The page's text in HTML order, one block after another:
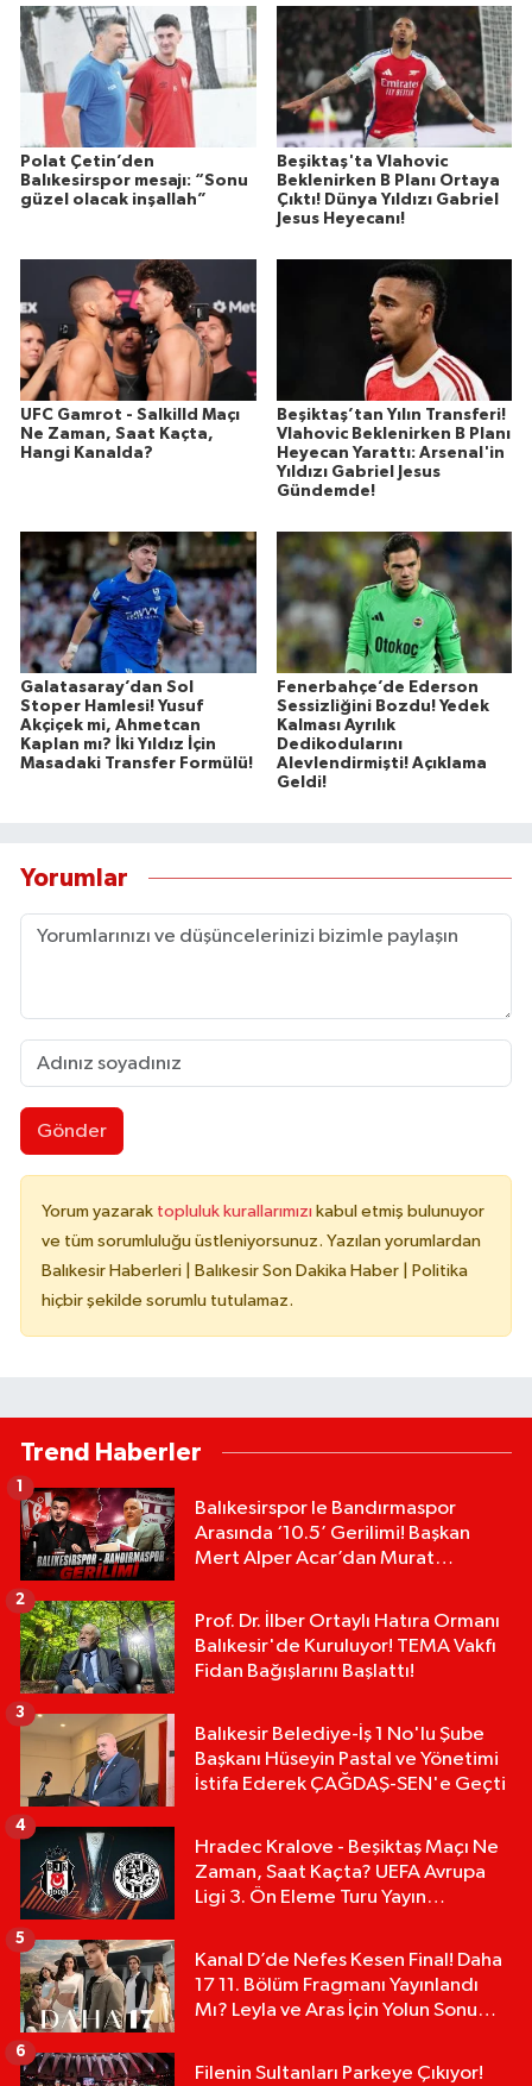
Polat Çetin’den
Balıkesirspor mesajı: “Sonu
güzel olacak inşallah”
Beşiktaş'ta Vlahovic
Beklenirken B Planı Ortaya
Çıktı! Dünya Yıldızı Gabriel
Jesus Heyecanı!
UFC Gamrot - Salkilld Maçı
Ne Zaman, Saat Kaçta,
Hangi Kanalda?
Beşiktaş’tan Yılın Transferi!
Vlahovic Beklenirken B Planı
Heyecan Yarattı: Arsenal'in
Yıldızı Gabriel Jesus
Gündemde!
Galatasaray’dan Sol
Stoper Hamlesi! Yusuf
Akçiçek mi, Ahmetcan
Kaplan mı? İki Yıldız İçin
Masadaki Transfer Formülü!
Fenerbahçe’de Ederson
Sessizliğini Bozdu! Yedek
Kalması Ayrılık
Dedikodularını
Alevlendirmişti! Açıklama
Geldi!
Yorumlar
Gönder
Yorum yazarak topluluk kurallarımızı kabul etmiş bulunuyor
ve tüm sorumluluğu üstleniyorsunuz. Yazılan yorumlardan
Balıkesir Haberleri | Balıkesir Son Dakika Haber | Politika
hiçbir şekilde sorumlu tutulamaz.
Trend Haberler
Balıkesirspor le Bandırmaspor
Arasında ‘10.5’ Gerilimi! Başkan
Mert Alper Acar’dan Murat
1
Prof. Dr. İlber Ortaylı Hatıra Ormanı
Balıkesir'de Kuruluyor! TEMA Vakfı
Fidan Bağışlarını Başlattı!
2
Balıkesir Belediye-İş 1 No'lu Şube
Başkanı Hüseyin Pastal ve Yönetimi
İstifa Ederek ÇAĞDAŞ-SEN'e Geçti
3
Hradec Kralove - Beşiktaş Maçı Ne
Zaman, Saat Kaçta? UEFA Avrupa
Ligi 3. Ön Eleme Turu Yayın
4
Kanal D’de Nefes Kesen Final! Daha
17 11. Bölüm Fragmanı Yayınlandı
Mı? Leyla ve Aras İçin Yolun Sonu
5
Filenin Sultanları Parkeye Çıkıyor!
6